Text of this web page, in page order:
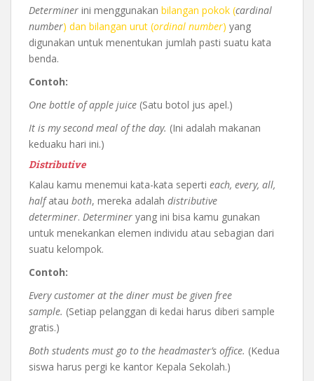
Determiner ini menggunakan bilangan pokok (cardinal
number) dan bilangan urut (ordinal number) yang
digunakan untuk menentukan jumlah pasti suatu kata
benda.
Contoh:
One bottle of apple juice (Satu botol jus apel.)
It is my second meal of the day. (Ini adalah makanan
keduaku hari ini.)
Distributive
Kalau kamu menemui kata-kata seperti each, every, all,
halfatau both, mereka adalah distributive
determiner. Determiner yang ini bisa kamu gunakan
untuk menekankan elemen individu atau sebagian dari
suatu kelompok.
Contoh:
Every customer at the diner must be given free
sample. (Setiap pelanggan di kedai harus diberi sample
gratis.)
Both students must go to the headmaster’s office. (Kedua
siswa harus pergi ke kantor Kepala Sekolah.)